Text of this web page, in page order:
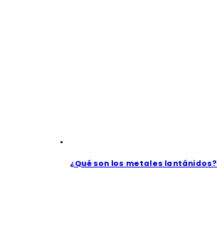
¿Qué son los metales lantánidos?